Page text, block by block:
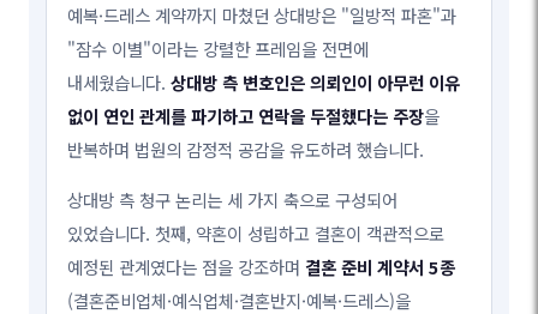
예복·드레스 계약까지 마쳤던 상대방은 "일방적 파혼"과
"잠수 이별"이라는 강렬한 프레임을 전면에
내세웠습니다.상대방 측 변호인은 의뢰인이 아무런 이유
없이 연인 관계를 파기하고 연락을 두절했다는 주장을
반복하며 법원의 감정적 공감을 유도하려 했습니다.
상대방 측 청구 논리는 세 가지 축으로 구성되어
있었습니다. 첫째, 약혼이 성립하고 결혼이 객관적으로
예정된 관계였다는 점을 강조하며 결혼 준비 계약서 5종
(결혼준비업체·예식업체·결혼반지·예복·드레스)을